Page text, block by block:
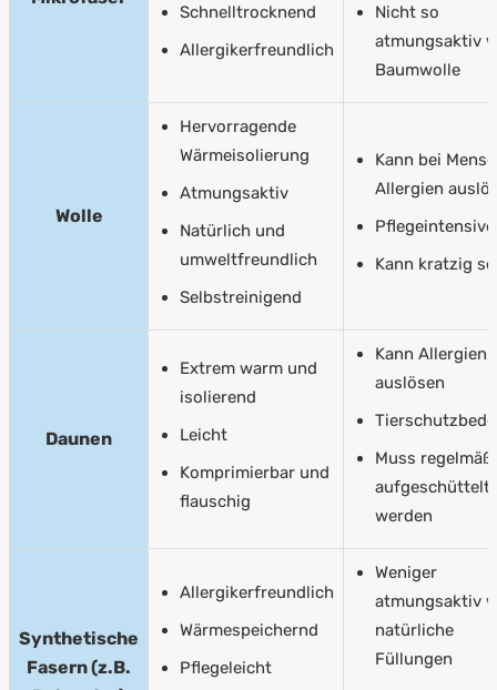
Schnelltrocknend
Allergikerfreundlich
Nicht so
atmungsaktiv
Baumwolle
Wolle
Hervorragende
Wärmeisolierung
Atmungsaktiv
Natürlich und
umweltfreundlich
Selbstreinigend
Kann bei
Allergien
Kann kratzig
Daunen
Extrem warm und
isolierend
Leicht
Komprimierbar und
flauschig
Kann Allergien
auslösen
Muss
aufgeschüttelt
werden
Synthetische
Fasern (z.B.
Allergikerfreundlich
Wärmespeichernd
Pflegeleicht
Weniger
atmungsaktiv
natürliche
Füllungen